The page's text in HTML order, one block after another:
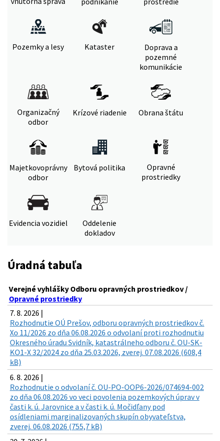
Pozemky a lesy Kataster
Doprava a
pozemné
komunikácie
Organizačný
odbor
Krízové riadenie Obrana štátu
Majetkovoprávny
odbor
Bytová politika
Opravné
prostriedky
Evidencia vozidiel
Oddelenie
dokladov
Úradná tabuľa
Verejné vyhlášky Odboru opravných prostriedkov /
Opravné prostriedky
7. 8. 2026 |
Rozhodnutie OÚ Prešov, odboru opravných prostriedkov č.
Xo 11/2026 zo dňa 06.08.2026 o odvolaní proti rozhodnutiu
Okresného úradu Svidník, katastrálneho odboru č. OU-SK-
KO1-X 32/2024 zo dňa 25.03.2026, zverej. 07.08.2026 (608,4
kB)
6. 8. 2026 |
Rozhodnutie o odvolaní č. OU-PO-OOP6-2026/074694-002
zo dňa 06.08.2026 vo veci povolenia pozemkových úprav v
časti k. ú. Jarovnice a v časti k. ú. Močidľany pod
osídleniami marginalizovaných skupín obyvateľstva,
zverej. 06.08.2026 (755,7 kB)